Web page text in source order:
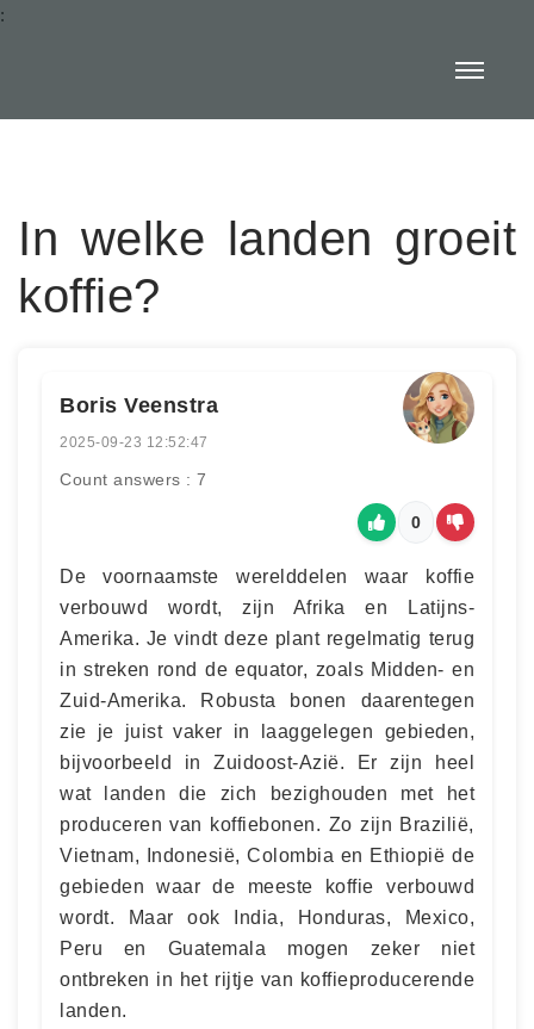
:
In welke landen groeit
koffie?
Boris Veenstra
2025-09-23 12:52:47
Count answers : 7
0
De voornaamste werelddelen waar koffie
verbouwd wordt, zijn Afrika en Latijns-
Amerika. Je vindt deze plant regelmatig terug
in streken rond de equator, zoals Midden- en
Zuid-Amerika. Robusta bonen daarentegen
zie je juist vaker in laaggelegen gebieden,
bijvoorbeeld in Zuidoost-Azië. Er zijn heel
wat landen die zich bezighouden met het
produceren van koffiebonen. Zo zijn Brazilië,
Vietnam, Indonesië, Colombia en Ethiopië de
gebieden waar de meeste koffie verbouwd
wordt. Maar ook India, Honduras, Mexico,
Peru en Guatemala mogen zeker niet
ontbreken in het rijtje van koffieproducerende
landen.